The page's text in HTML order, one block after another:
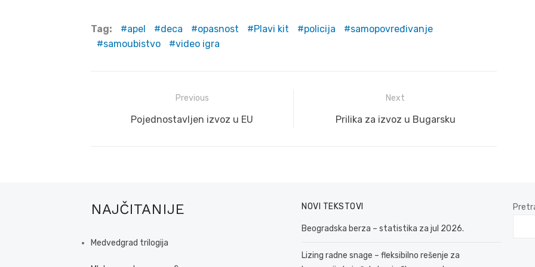
Tag: apel deca opasnost Plavi kit policija
samopovređivanje
samoubistvo
video igra
navigation
Previous
Previous
Pojednostavljen izvoz u EU
Next
Next
Prilika za izvoz u Bugarsku
NAJČITANIJE
Medvedgrad trilogija
NOVI TEKSTOVI
Beogradska berza – statistika za jul 2026.
Lizing radne snage – fleksibilno rešenje za